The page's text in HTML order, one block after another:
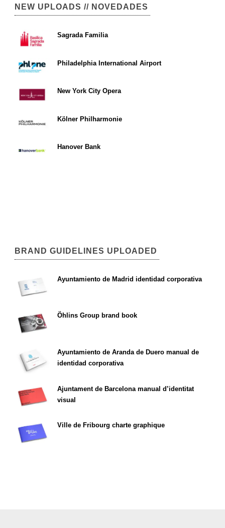
NEW UPLOADS // NOVEDADES
Sagrada Familia
Philadelphia International Airport
New York City Opera
Kölner Philharmonie
Hanover Bank
BRAND GUIDELINES UPLOADED
Ayuntamiento de Madrid identidad corporativa
Öhlins Group brand book
Ayuntamiento de Aranda de Duero manual de
identidad corporativa
Ajuntament de Barcelona manual d’identitat
visual
Ville de Fribourg charte graphique